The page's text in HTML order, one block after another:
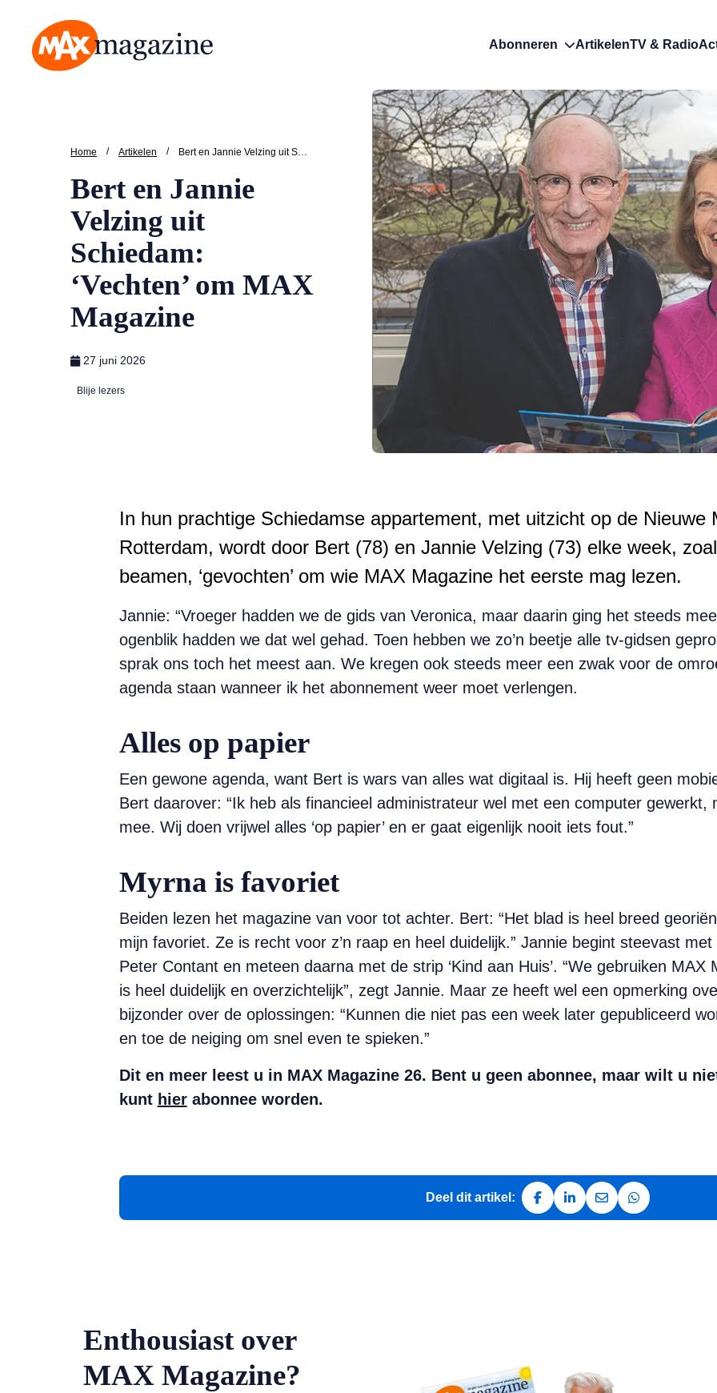
Abonneren ArtikelenTV & Radio
Home / Artikelen /
Bert en Jannie
Velzing uit
Schiedam:
‘Vechten’ om MAX
Magazine
27 juni 2026
Blije lezers
In hun prachtige Schiedamse appartement, met uitzicht op de Nieuwe
Rotterdam, wordt door Bert (78) en Jannie Velzing (73) elke week,
beamen, ‘gevochten’ om wie MAX Magazine het eerste mag lezen.
Jannie: “Vroeger hadden we de gids van Veronica, maar daarin ging het steeds
ogenblik hadden we dat wel gehad. Toen hebben we zo’n beetje alle tv-gidsen
sprak ons toch het meest aan. We kregen ook steeds meer een zwak voor de
agenda staan wanneer ik het abonnement weer moet verlengen.
Alles op papier
Een gewone agenda, want Bert is wars van alles wat digitaal is. Hij heeft geen
Bert daarover: “Ik heb als financieel administrateur wel met een computer gewerkt,
mee. Wij doen vrijwel alles ‘op papier’ en er gaat eigenlijk nooit iets fout.”
Myrna is favoriet
Beiden lezen het magazine van voor tot achter. Bert: “Het blad is heel breed
mijn favoriet. Ze is recht voor z’n raap en heel duidelijk.” Jannie begint steevast
Peter Contant en meteen daarna met de strip ‘Kind aan Huis’. “We gebruiken
is heel duidelijk en overzichtelijk”, zegt Jannie. Maar ze heeft wel een opmerking
bijzonder over de oplossingen: “Kunnen die niet pas een week later gepubliceerd
en toe de neiging om snel even te spieken.”
Dit en meer leest u in MAX Magazine 26. Bent u geen abonnee, maar wilt u
kunt hierabonnee worden.
Deel dit artikel:
Deel op Facebook
Deel op LinkedIn
Deel via e-mail
Deel via
Enthousiast over
MAX Magazine?